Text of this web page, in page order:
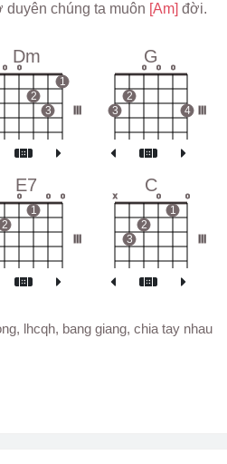
duyên chúng ta muôn [Am] đời.
Dm
o o
2
3
1
G
3
2
o o o
4
E7
2
o
1
o o
C
x
3
2
o
1
o
lhcqh, bang giang, chia tay nhau